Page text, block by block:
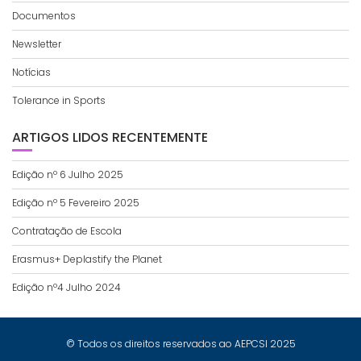
Documentos
Newsletter
Notícias
Tolerance in Sports
ARTIGOS LIDOS RECENTEMENTE
Edição nº 6 Julho 2025
Edição nº 5 Fevereiro 2025
Contratação de Escola
Erasmus+ Deplastify the Planet
Edição nº4 Julho 2024
© Todos os direitos reservados ao AEPCSI 2025